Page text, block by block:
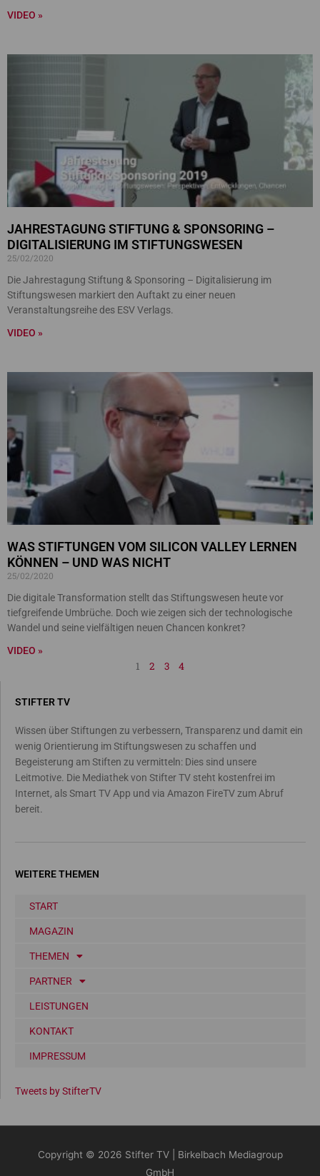
VIDEO »
JAHRESTAGUNG STIFTUNG & SPONSORING –
DIGITALISIERUNG IM STIFTUNGSWESEN
25/02/2020
Die Jahrestagung Stiftung & Sponsoring – Digitalisierung im
Stiftungswesen markiert den Auftakt zu einer neuen
Veranstaltungsreihe des ESV Verlags.
VIDEO »
WAS STIFTUNGEN VOM SILICON VALLEY LERNEN
KÖNNEN – UND WAS NICHT
25/02/2020
Die digitale Transformation stellt das Stiftungswesen heute vor
tiefgreifende Umbrüche. Doch wie zeigen sich der technologische
Wandel und seine vielfältigen neuen Chancen konkret?
VIDEO »
1 2 3 4
STIFTER TV
Wissen über Stiftungen zu verbessern, Transparenz und damit ein
wenig Orientierung im Stiftungswesen zu schaffen und
Begeisterung am Stiften zu vermitteln: Dies sind unsere
Leitmotive. Die Mediathek von Stifter TV steht kostenfrei im
Internet, als Smart TV App und via Amazon FireTV zum Abruf
bereit.
WEITERE THEMEN
START
MAGAZIN
THEMEN
PARTNER
LEISTUNGEN
KONTAKT
IMPRESSUM
Tweets by StifterTV
Copyright © 2026 Stifter TV| Birkelbach Mediagroup
GmbH